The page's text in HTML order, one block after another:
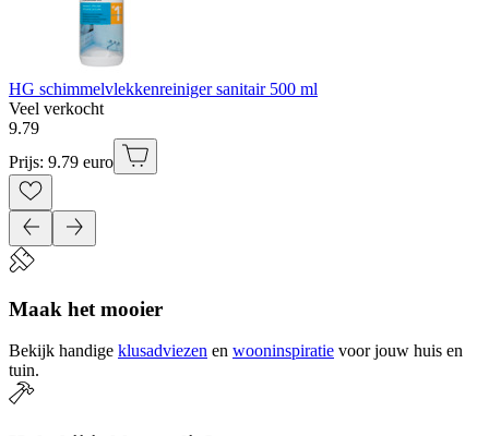
HG schimmelvlekkenreiniger sanitair 500 ml
Veel verkocht
9.79
Prijs: 9.79 euro
Maak het mooier
Bekijk handige klusadviezen en wooninspiratie voor jouw huis en
tuin.